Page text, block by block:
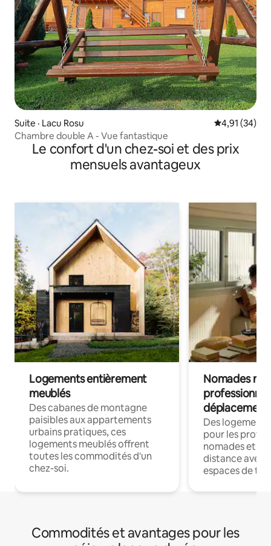
Suite · Lacu Rosu Note
4,91 (34)
Chambre double A - Vue fantastique
Le confort d'un chez-soi et des prix
mensuels avantageux
Logements entièrement
meublés
Des cabanes de montagne
paisibles aux appartements
urbains pratiques, ces
logements meublés offrent
toutes les commodités d'un
chez-soi.
Nomades
déplacement
Des
pour les
nomades et
distance avec
espaces de
Commodités et avantages pour les